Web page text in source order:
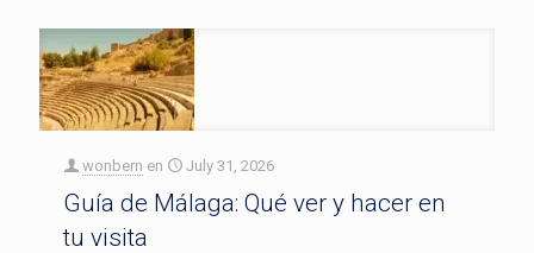
wonbern en July 31, 2026
Guía de Málaga: Qué ver y hacer en
tu visita